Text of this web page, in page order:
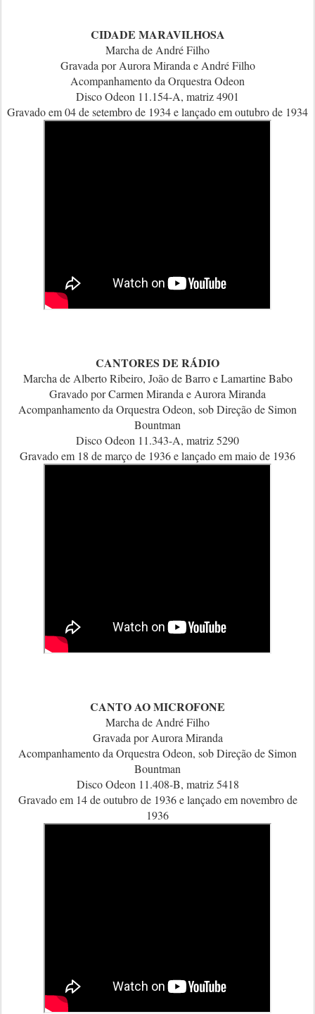
CIDADE MARAVILHOSA
Marcha de André Filho
Gravada por Aurora Miranda e André Filho
Acompanhamento da Orquestra Odeon
Disco Odeon 11.154-A, matriz 4901
Gravado em 04 de setembro de 1934 e lançado em outubro de 1934
CANTORES DE RÁDIO
Marcha de Alberto Ribeiro, João de Barro e Lamartine Babo
Gravado por Carmen Miranda e Aurora Miranda
Acompanhamento da Orquestra Odeon, sob Direção de Simon
Bountman
Disco Odeon 11.343-A, matriz 5290
Gravado em 18 de março de 1936 e lançado em maio de 1936
CANTO AO MICROFONE
Marcha de André Filho
Gravada por Aurora Miranda
Acompanhamento da Orquestra Odeon, sob Direção de Simon
Bountman
Disco Odeon 11.408-B, matriz 5418
Gravado em 14 de outubro de 1936 e lançado em novembro de
1936